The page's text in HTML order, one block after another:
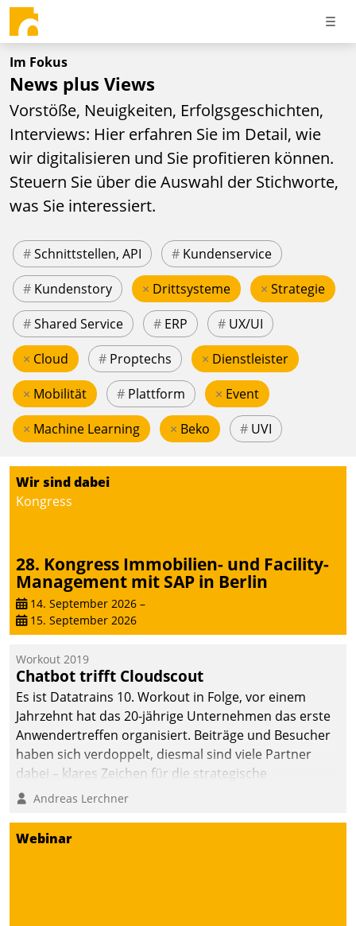
Im Fokus
News plus Views
Vorstöße, Neuigkeiten, Erfolgsgeschichten,
Interviews: Hier erfahren Sie im Detail, wie
wir digitalisieren und Sie profitieren können.
Steuern Sie über die Auswahl der Stichworte,
was Sie interessiert.
#Schnittstellen, API # Kundenservice
# Kundenstory × Drittsysteme × Strategie
#Shared Service # ERP # UX/UI
× Cloud # Proptechs × Dienstleister
× Mobilität # Plattform × Event
× Machine Learning × Beko # UVI
Wir sind dabei
Kongress
28. Kongress Immobilien- und Facility-
Management mit SAP in Berlin
14. September 2026 –
15. September 2026
Workout 2019
Chatbot trifft Cloudscout
Es ist Datatrains 10. Workout in Folge, vor einem
Jahrzehnt hat das 20-jährige Unternehmen das erste
Anwendertreffen organisiert. Beiträge und Besucher
haben sich verdoppelt, diesmal sind viele Partner
dabei – klares Zeichen für die strategische
Fokussierung auf den Kunden.
Andreas Lerchner
Webinar